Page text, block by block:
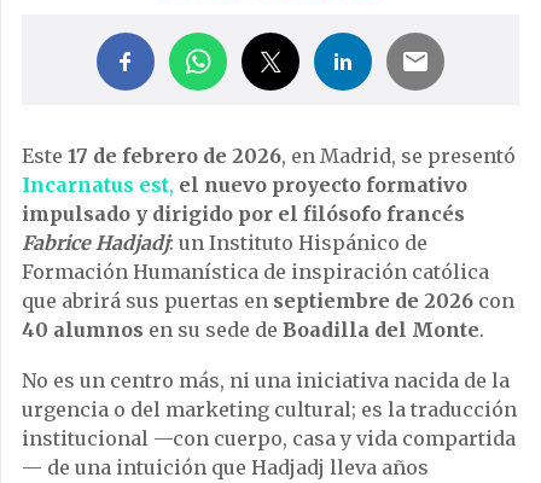
Este 17 de febrero de 2026, en Madrid, se presentó
Incarnatus est, el nuevo proyecto formativo
impulsado y dirigido por el filósofo francés
Fabrice Hadjadj: un Instituto Hispánico de
Formación Humanística de inspiración católica
que abrirá sus puertas en septiembre de 2026 con
40 alumnos en su sede de Boadilla del Monte.
No es un centro más, ni una iniciativa nacida de la
urgencia o del marketing cultural; es la traducción
institucional —con cuerpo, casa y vida compartida
— de una intuición que Hadjadj lleva años